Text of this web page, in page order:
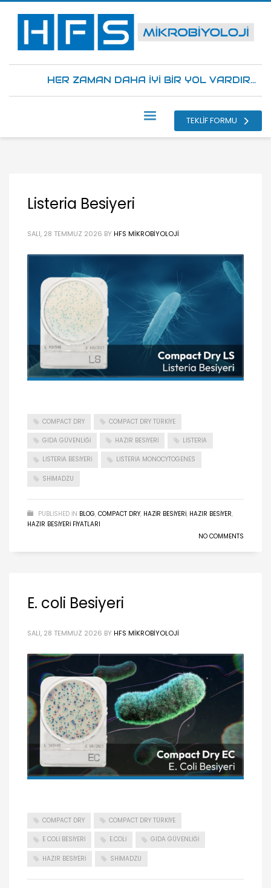
HER ZAMAN DAHA İYİ BİR YOL VARDIR...
TEKLİF FORMU
Listeria Besiyeri
SALI, 28 TEMMUZ 2026 BY HFS MIKROBIYOLOJI
COMPACT DRY COMPACT DRY TÜRKIYE
GIDA GÜVENLIĞI HAZIR BESIYERI LISTERIA
LISTERIA BESIYERI LISTERIA MONOCYTOGENES
SHIMADZU
PUBLISHED IN BLOG, COMPACT DRY, HAZIR BESIYERI, HAZIR BESIYER,
HAZIR BESIYERI FIYATLARI
NO COMMENTS
E. coli Besiyeri
SALI, 28 TEMMUZ 2026 BY HFS MIKROBIYOLOJI
COMPACT DRY COMPACT DRY TÜRKIYE
E COLI BESIYERI E.COLI GIDA GÜVENLIĞI
HAZIR BESIYERI SHIMADZU